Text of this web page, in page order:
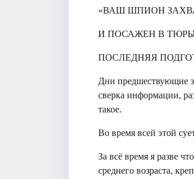
«ВАШ ШПИОН
И ПОСАЖЕН В
ПОСЛЕДНЯЯ
Дни предшествующие
сверка информации,
такое.
Во время всей этой
За всё время я разве
среднего возраста,